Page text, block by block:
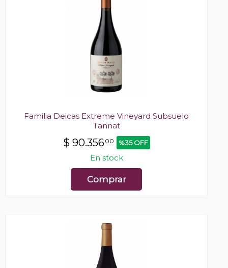
Familia Deicas Extreme Vineyard Subsuelo
Tannat
$ 90.35600 %35 OFF
En stock
Comprar